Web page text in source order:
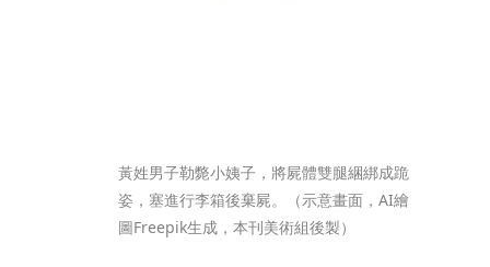
黃姓男子勒斃小姨子，將屍體雙腿綑綁成跪
姿，塞進行李箱後棄屍。（示意畫面，AI繪
圖Freepik生成，本刊美術組後製）